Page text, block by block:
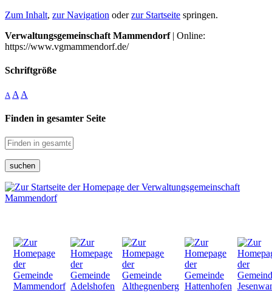
Zum Inhalt, zur Navigation oderzur Startseite springen.
Verwaltungsgemeinschaft Mammendorf| Online:
https://www.vgmammendorf.de/
Schriftgröße
A A A
Finden in gesamter Seite
suchen